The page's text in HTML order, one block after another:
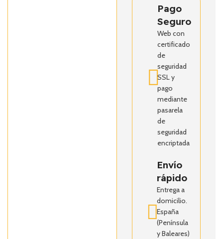
Pago
Seguro
Web con
certificado
de
seguridad
SSL y
pago
mediante
pasarela
de
seguridad
encriptada
Envío
rápido
Entrega a
domicilio.
España
(Península
y Baleares)